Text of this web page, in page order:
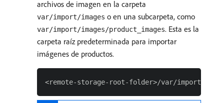
archivos de imagen en la carpeta
var/import/images o en una subcarpeta, como
var/import/images/product_images. Esta es la
carpeta raíz predeterminada para importar
imágenes de productos.